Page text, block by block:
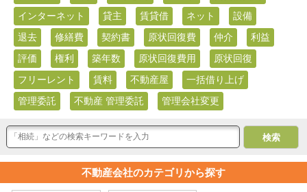
インターネット
貸主 賃貸借 ネット
設備
退去
修繕費 契約書 原状回復費 仲介
利益
評価
権利 築年数 原状回復費用
原状回復
フリーレント
賃料 不動産屋
一括借り上げ
管理委託
不動産 管理委託 管理会社変更
不動産会社のカテゴリから探す